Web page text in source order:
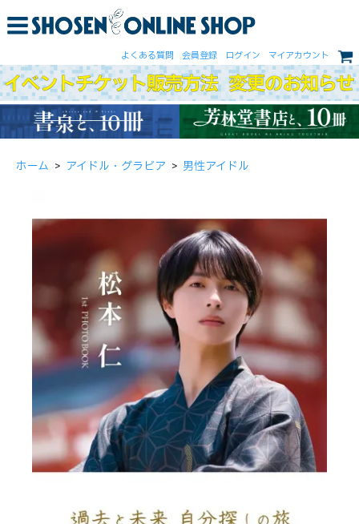
よくある質問 会員登録 ログイン マイアカウント
ホーム > アイドル・グラビア > 男性アイドル